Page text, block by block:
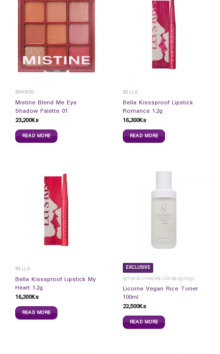
BRANDS
Mistine Blend Me Eye
Shadow Palette 01
23,200Ks
READ MORE
BELLA
Bella Kisssproof Lipstick
Romance 1.2g
16,300Ks
READ MORE
BELLA
Bella Kisssproof Lipstick My
Heart 1.2g
16,300Ks
READ MORE
EXCLUSIVE
မျက်နှာအသားရေထိန်းသိမ်းရန်ပစ္စည်းများ
Licorne Vegan Rice Toner
100ml
22,500Ks
READ MORE